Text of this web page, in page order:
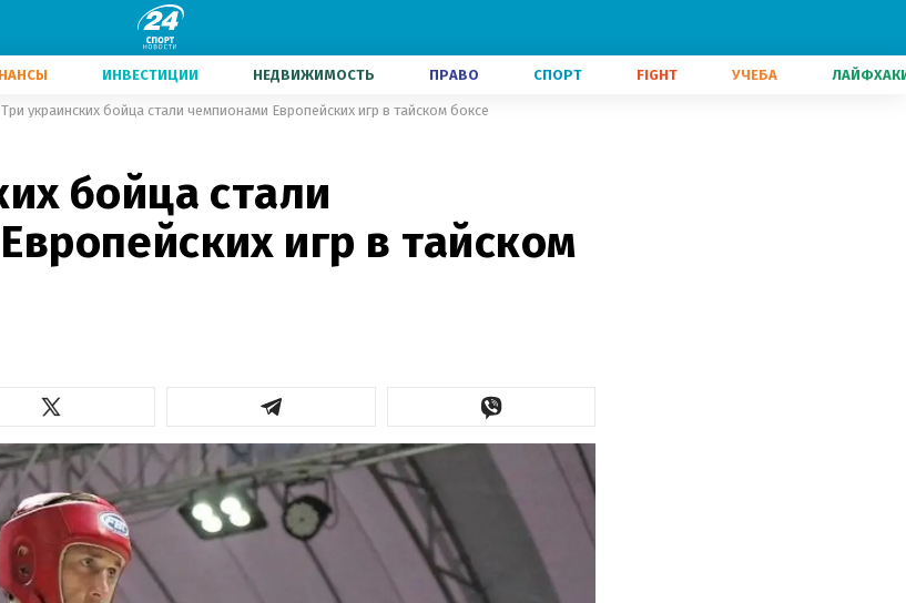
ИНВЕСТИЦИИ НЕДВИЖИМОСТЬ ПРАВО СПОРТ FIGHT УЧЕБА
Три украинских бойца стали чемпионами Европейских игр в тайском боксе
бойца стали
игр в тайском